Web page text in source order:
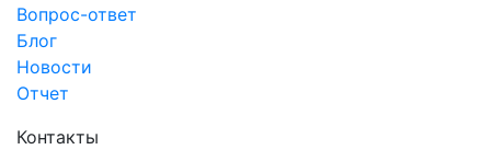
Вопрос-ответ
Блог
Новости
Отчет
Контакты